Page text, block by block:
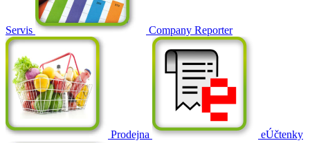
Servis Company Reporter
Prodejna eÚčtenky